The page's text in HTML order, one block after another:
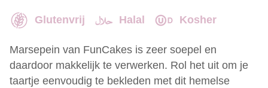
Glutenvrij Halal Kosher
Marsepein van FunCakes is zeer soepel en
daardoor makkelijk te verwerken. Rol het uit om je
taartje eenvoudig te bekleden met dit hemelse